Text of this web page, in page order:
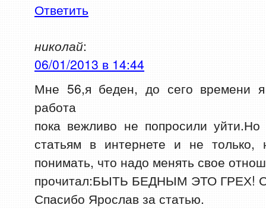
Ответить
николай:
06/01/2013 в 14:44
Мне 56,я беден, до сего времени
работа
пока вежливо не попросили
статьям в интернете и не
понимать, что надо менять свое
прочитал:БЫТЬ БЕДНЫМ ЭТО ГРЕХ!
Спасибо Ярослав за статью.